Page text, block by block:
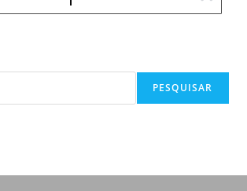
PESQUISAR